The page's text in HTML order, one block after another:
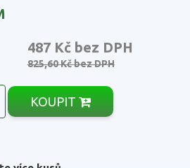
487 Kč bez DPH
825,60 Kčbez DPH
KOUPIT